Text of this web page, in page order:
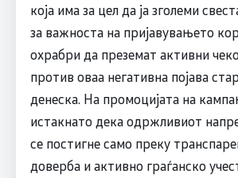
која има за цел да ја зголеми
за важноста на пријавувањето
охрабри да преземат активни
против оваа негативна појава
денеска. На промоцијата на
истакнато дека одржливиот
се постигне само преку
доверба и активно граѓанско